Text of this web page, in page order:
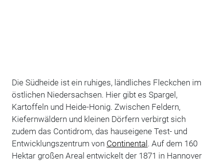
Die Südheide ist ein ruhiges, ländliches Fleckchen im
östlichen Niedersachsen. Hier gibt es Spargel,
Kartoffeln und Heide-Honig. Zwischen Feldern,
Kiefernwäldern und kleinen Dörfern verbirgt sich
zudem das Contidrom, das hauseigene Test- und
Entwicklungszentrum von Continental. Auf dem 160
Hektar großen Areal entwickelt der 1871 in Hannover